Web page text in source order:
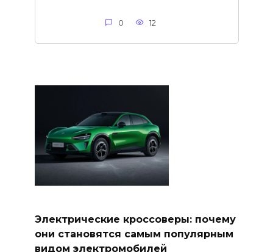
0 12
Электрические кроссоверы: почему
они становятся самым популярным
видом электромобилей